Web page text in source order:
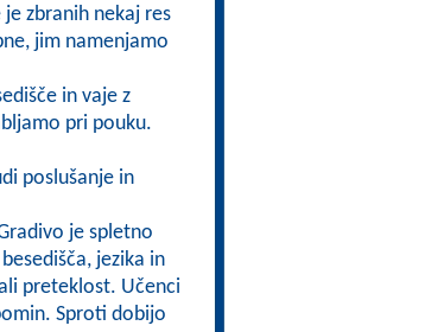
zbranih nekaj res
jim namenjamo
in vaje z
pri pouku.
poslušanje in
je spletno
jezika in
preteklost. Učenci
Sproti dobijo